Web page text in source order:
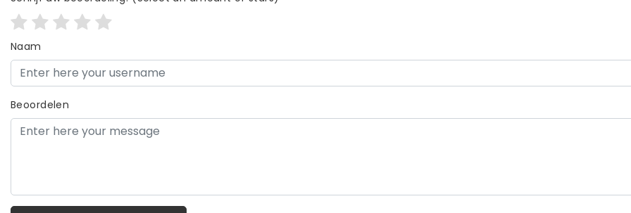
Naam
Beoordelen